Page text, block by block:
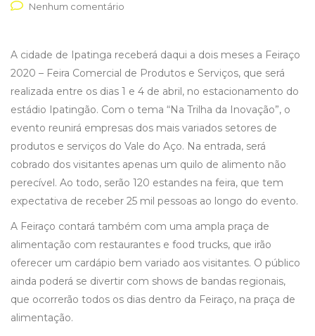
Nenhum comentário
A cidade de Ipatinga receberá daqui a dois meses a Feiraço
2020 – Feira Comercial de Produtos e Serviços, que será
realizada entre os dias 1 e 4 de abril, no estacionamento do
estádio Ipatingão. Com o tema “Na Trilha da Inovação”, o
evento reunirá empresas dos mais variados setores de
produtos e serviços do Vale do Aço. Na entrada, será
cobrado dos visitantes apenas um quilo de alimento não
perecível. Ao todo, serão 120 estandes na feira, que tem
expectativa de receber 25 mil pessoas ao longo do evento.
A Feiraço contará também com uma ampla praça de
alimentação com restaurantes e food trucks, que irão
oferecer um cardápio bem variado aos visitantes. O público
ainda poderá se divertir com shows de bandas regionais,
que ocorrerão todos os dias dentro da Feiraço, na praça de
alimentação.